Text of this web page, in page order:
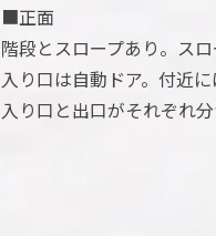
■正面
階段とスロープあり。ス
入り口は自動ドア。付近
入り口と出口がそれぞれ分